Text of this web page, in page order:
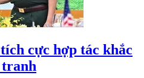
cực hợp tác khắc
tranh